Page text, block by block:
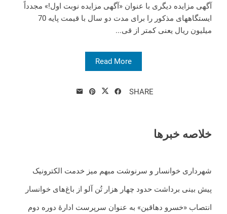
آگهی مزایده دیگری با عنوان «آگهی مزایده نوبت اول!» مجدداً
ایستگاههای مذکور را برای مدت دو سال با قیمت پایه 70
میلیون ریال یعنی کمتر از قی...
Read More
SHARE
خلاصه خبرها
شهرداری خوانسار و سرنوشت مبهم میز خدمت الکترونیک
پیش بینی برداشت حدود چهار هزار تُن آلو از باغ‌های خوانسار
انتصاب «خسرو دهاقین» به عنوان سرپرست ادارۀ دوره دوم